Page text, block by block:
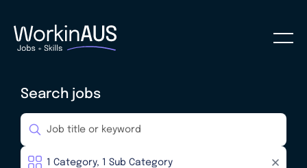
Search jobs